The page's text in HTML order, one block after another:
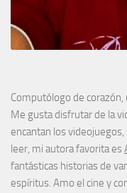
Computólogo de corazón,
Me gusta disfrutar de la
encantan los
leer, mi autora favorita es
fantásticas historias de
espíritus. Amo el cine y